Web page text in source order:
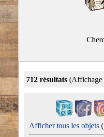
712 résultats (Affichage
Afficher tous les objets